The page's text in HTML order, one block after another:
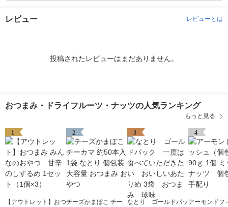
レビュー レビューとは
投稿されたレビューはまだありません。
おつまみ・ドライフルーツ・ナッツの人気ランキング
もっと見る
1
【アウトレット】おつ
2
チーズかまぼこ チー
3
なとり ゴールドパッ
4
アーモンドフ